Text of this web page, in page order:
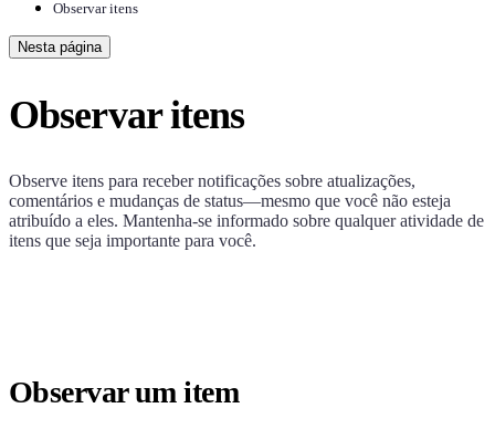
Observar itens
Nesta página
Observar itens
Observe itens para receber notificações sobre atualizações,
comentários e mudanças de status—mesmo que você não esteja
atribuído a eles. Mantenha-se informado sobre qualquer atividade de
itens que seja importante para você.
Observar um item